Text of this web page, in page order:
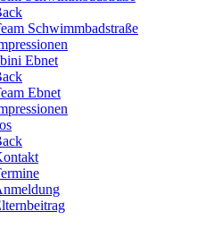
Schwimmbadstraße
Ebnet
Ebnet